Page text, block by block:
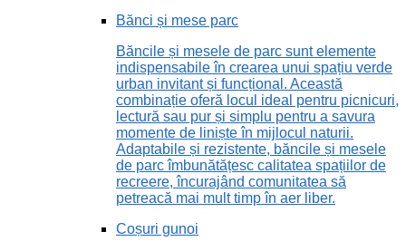
Bănci și mese parc
Băncile și mesele de parc sunt elemente
indispensabile în crearea unui spațiu verde
urban invitant și funcțional. Această
combinație oferă locul ideal pentru picnicuri,
lectură sau pur și simplu pentru a savura
momente de liniște în mijlocul naturii.
Adaptabile și rezistente, băncile și mesele
de parc îmbunătățesc calitatea spațiilor de
recreere, încurajând comunitatea să
petreacă mai mult timp în aer liber.
Coșuri gunoi